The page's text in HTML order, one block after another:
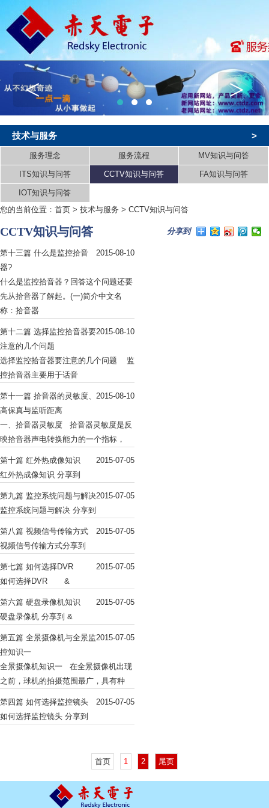
< >
技术与服务 >
服务理念 服务流程 MV知识与问答
ITS知识与问答 CCTV知识与问答 FA知识与问答
IOT知识与问答
您的当前位置： 首页 > 技术与服务 > CCTV知识与问答
CCTV知识与问答 分享到
2015-08-10
第十三篇 什么是监控拾音
器?
什么是监控拾音器？回答这个问题还要
先从拾音器了解起。(一)简介中文名
称：拾音器
2015-08-10
第十二篇 选择监控拾音器要
注意的几个问题
选择监控拾音器要注意的几个问题 监
控拾音器主要用于话音
2015-08-10
第十一篇 拾音器的灵敏度、
高保真与监听距离
一、拾音器灵敏度 拾音器灵敏度是反
映拾音器声电转换能力的一个指标，
2015-07-05
第十篇 红外热成像知识
红外热成像知识 分享到
2015-07-05
第九篇 监控系统问题与解决
监控系统问题与解决 分享到
2015-07-05
第八篇 视频信号传输方式
视频信号传输方式分享到
2015-07-05
第七篇 如何选择DVR
如何选择DVR &
2015-07-05
第六篇 硬盘录像机知识
硬盘录像机 分享到 &
2015-07-05
第五篇 全景摄像机与全景监
控知识一
全景摄像机知识一 在全景摄像机出现
之前，球机的拍摄范围最广，具有种
2015-07-05
第四篇 如何选择监控镜头
如何选择监控镜头 分享到
首页 1 2 尾页